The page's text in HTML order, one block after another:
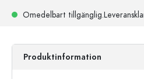
Omedelbart tillgänglig.
Produktinformation